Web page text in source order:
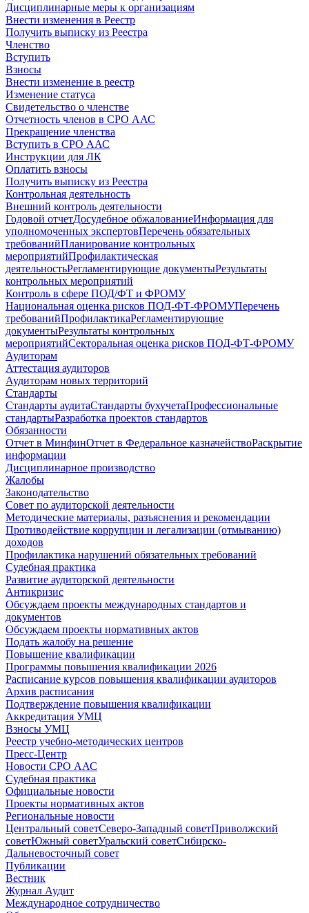
Дисциплинарные меры к организациям
Внести изменения в Реестр
Получить выписку из Реестра
Членство
Вступить
Взносы
Внести изменение в реестр
Изменение статуса
Свидетельство о членстве
Отчетность членов в СРО ААС
Прекращение членства
Вступить в СРО ААС
Инструкции для ЛК
Оплатить взносы
Получить выписку из Реестра
Контрольная деятельность
Внешний контроль деятельности
Годовой отчетДосудебное обжалованиеИнформация для
уполномоченных экспертовПеречень обязательных
требованийПланирование контрольных
мероприятийПрофилактическая
деятельностьРегламентирующие документыРезультаты
контрольных мероприятий
Контроль в сфере ПОД/ФТ и ФРОМУ
Национальная оценка рисков ПОД-ФТ-ФРОМУПеречень
требованийПрофилактикаРегламентирующие
документыРезультаты контрольных
мероприятийСекторальная оценка рисков ПОД-ФТ-ФРОМУ
Аудиторам
Аттестация аудиторов
Аудиторам новых территорий
Стандарты
Стандарты аудитаСтандарты бухучетаПрофессиональные
стандартыРазработка проектов стандартов
Обязанности
Отчет в МинфинОтчет в Федеральное казначействоРаскрытие
информации
Дисциплинарное производство
Жалобы
Законодательство
Совет по аудиторской деятельности
Методические материалы, разъяснения и рекомендации
Противодействие коррупции и легализации (отмыванию)
доходов
Профилактика нарушений обязательных требований
Судебная практика
Развитие аудиторской деятельности
Антикризис
Обсуждаем проекты международных стандартов и
документов
Обсуждаем проекты нормативных актов
Подать жалобу на решение
Повышение квалификации
Программы повышения квалификации 2026
Расписание курсов повышения квалификации аудиторов
Архив расписания
Подтверждение повышения квалификации
Аккредитация УМЦ
Взносы УМЦ
Реестр учебно-методических центров
Пресс-Центр
Новости СРО ААС
Судебная практика
Официальные новости
Проекты нормативных актов
Региональные новости
Центральный советСеверо-Западный советПриволжский
советЮжный советУральский советСибирско-
Дальневосточный совет
Публикации
Вестник
Журнал Аудит
Международное сотрудничество